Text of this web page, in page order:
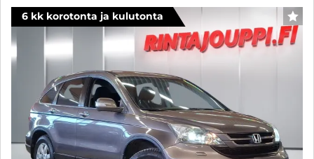
6 kk korotonta ja kulutonta